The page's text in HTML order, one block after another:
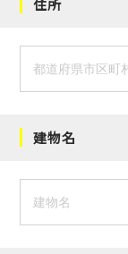
住所
建物名